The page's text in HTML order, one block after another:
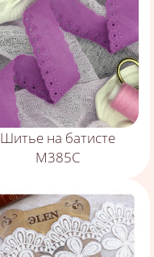
Шитье на батисте
М385С